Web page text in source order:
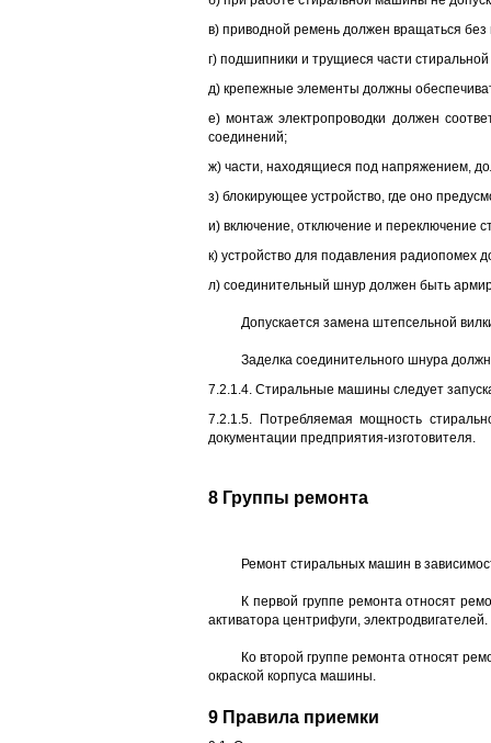
в) приводной ремень должен вращаться
г) подшипники и трущиеся части
д) крепежные элементы должны
е) монтаж электропроводки должен
соединений;
ж) части, находящиеся под напряжением,
з) блокирующее устройство, где оно
и) включение, отключение и переключение
к) устройство для подавления радиопомех
л) соединительный шнур должен быть
Допускается замена штепсельной
Заделка соединительного шнура
7.2.1.4. Стиральные машины следует
7.2.1.5. Потребляемая мощность
документации предприятия-изготовителя.
8 Группы ремонта
Ремонт стиральных машин в
К первой группе ремонта относят
активатора центрифуги, электродвигателей.
Ко второй группе ремонта относят
окраской корпуса машины.
9 Правила приемки